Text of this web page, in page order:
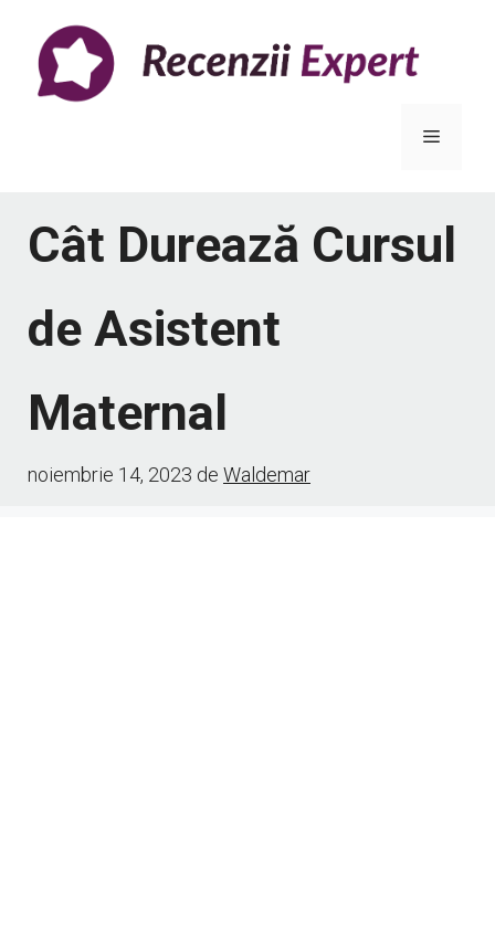
conținut
Meniu
Cât Durează Cursul
de Asistent
Maternal
noiembrie 14, 2023 de Waldemar